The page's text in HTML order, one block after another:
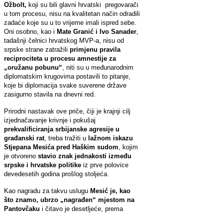
Ožbolt, koji su bili glavni hrvatski pregovarači
u tom procesu, nisu na kvalitetan način odradili
zadaće koje su u to vrijeme imali ispred sebe.
Oni osobno, kao i Mate Granić i Ivo Sanader
tadašnji čelnici hrvatskog MVP-a, nisu od
srpske strane zatražili primjenu pravila
reciprociteta u procesu amnestije za
„oružanu pobunu“ , niti su u međunarodnim
diplomatskim krugovima postavili to pitanje,
koje bi diplomacija svake suverene države
zasigurno stavila na dnevni red.
Prirodni nastavak ove priče, čiji je krajnji cilj
izjednačavanje krivnje i pokušaj
prekvalificiranja srbijanske agresije u
građanski rat, treba tražiti u lažnom iskazu
Stjepana Mesića pred Haškim sudom , kojim
je otvoreno stavio znak jednakosti između
srpske i hrvatske politike iz prve polovice
devedesetih godina prošlog stoljeća.
Kao nagradu za takvu uslugu Mesić je, kao
što znamo, ubrzo „nagrađen“ mjestom na
Pantovčaku i čitavo je desetljeće, prema